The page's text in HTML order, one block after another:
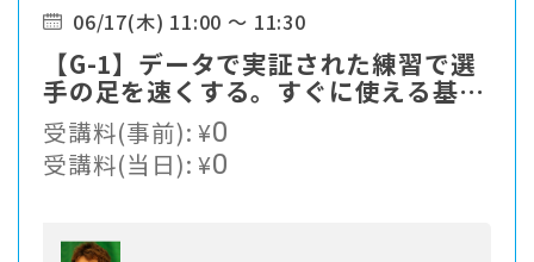
06/17(木) 11:00 ～ 11:30
【G-1】データで実証された練習で選
手の足を速くする。すぐに使える基本
をお伝えします。
受講料(事前):¥0
受講料(当日):¥0